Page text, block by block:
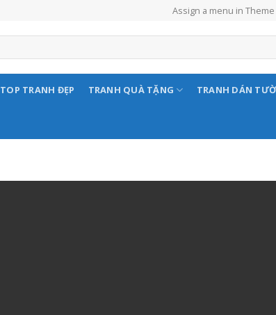
Assign a menu in
TOP TRANH ĐẸP TRANH QUÀ TẶNG TRANH DÁN